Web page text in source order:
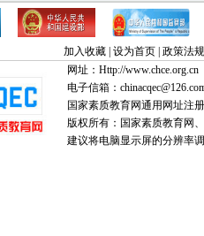
加入收藏| 设为首页| 政策法规
网址：Http://www.chce.org.cn
电子信箱：
国家素质教育网通用网址注
版权所有：国家素质教育网
建议将电脑显示屏的分辨率